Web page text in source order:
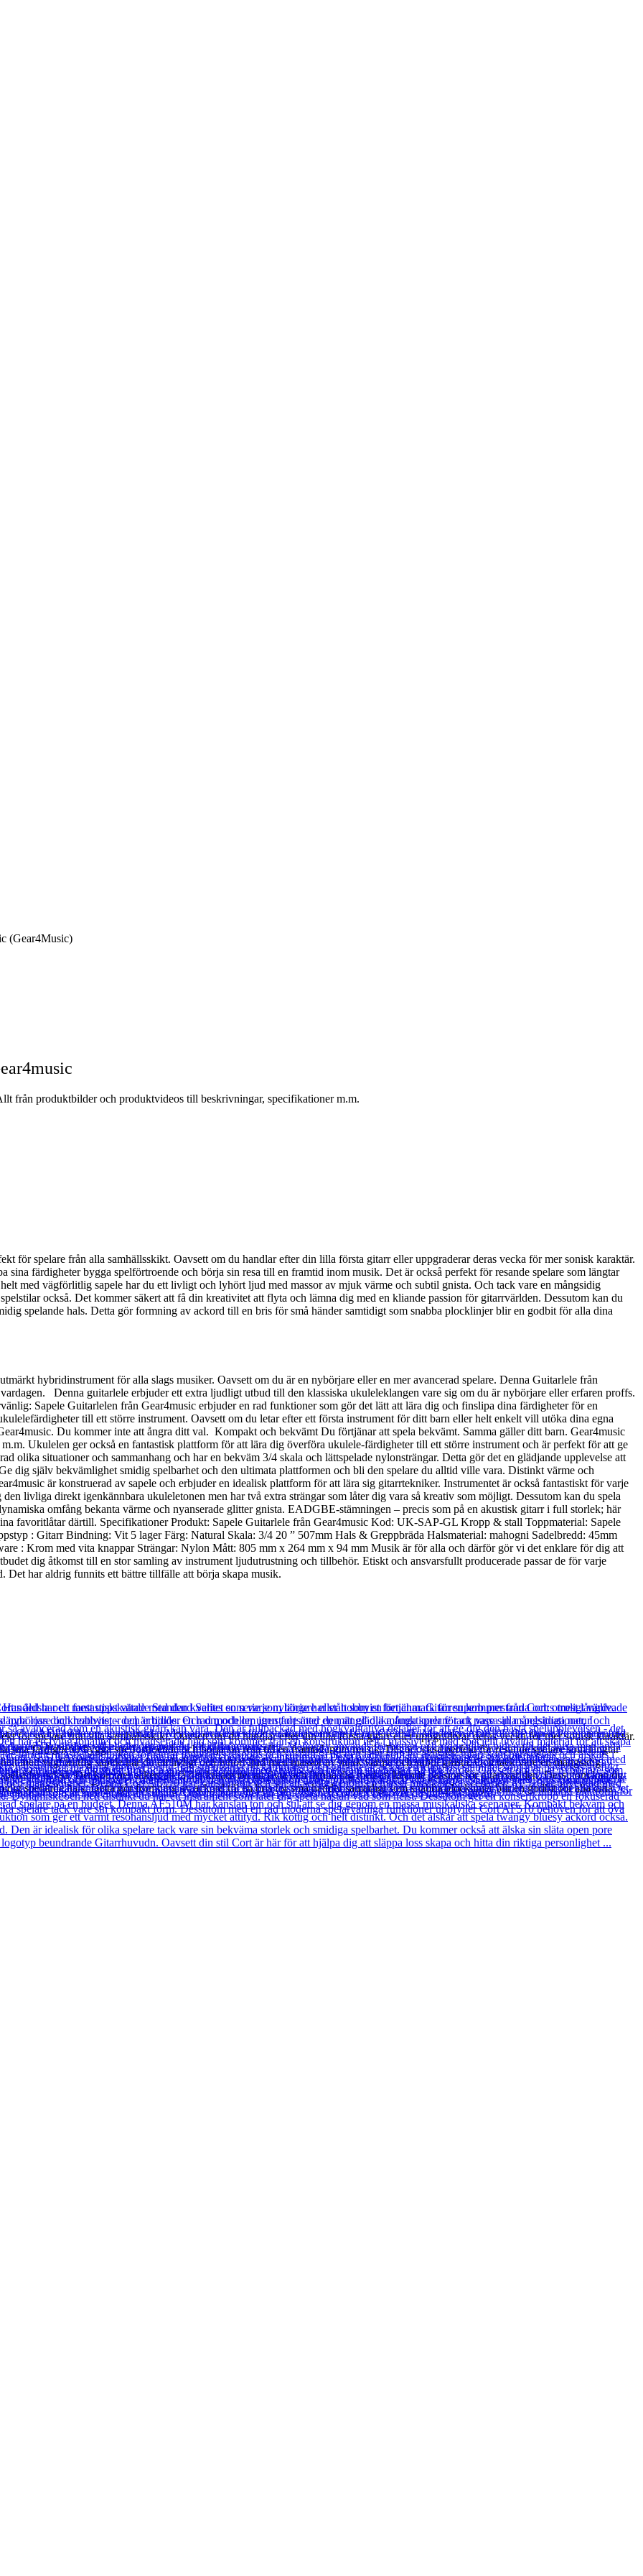
(Gear4Music)
från produktbilder och produktvideos till beskrivningar, specifikationer m.m.
för spelare från alla samhällsskikt. Oavsett om du handlar efter din lilla första gitarr eller uppgraderar deras vecka för mer sonisk karaktär.
färdigheter bygga spelförtroende och börja sin resa till en framtid inom musik. Det är också perfekt för resande spelare som längtar
med vägförlitlig sapele har du ett livligt och lyhört ljud med massor av mjuk värme och subtil gnista. Och tack vare en mångsidig
också. Det kommer säkert att få din kreativitet att flyta och lämna dig med en kliande passion för gitarrvärlden. Dessutom kan du
spelande hals. Detta gör formning av ackord till en bris för små händer samtidigt som snabba plocklinjer blir en godbit för alla dina
hybridinstrument för alla slags musiker. Oavsett om du är en nybörjare eller en mer avancerad spelare. Denna Guitarlele från
Denna guitarlele erbjuder ett extra ljudligt utbud till den klassiska ukuleleklangen vare sig om du är nybörjare eller erfaren proffs.
Sapele Guitarlelen från Gear4music erbjuder en rad funktioner som gör det lätt att lära dig och finslipa dina färdigheter för en
till ett större instrument. Oavsett om du letar efter ett första instrument för ditt barn eller helt enkelt vill utöka dina egna
Du kommer inte att ångra ditt val. Kompakt och bekvämt Du förtjänar att spela bekvämt. Samma gäller ditt barn. Gear4music
Ukulelen ger också en fantastisk plattform för att lära dig överföra ukulele-färdigheter till ett större instrument och är perfekt för att ge
olika situationer och sammanhang och har en bekväm 3/4 skala och lättspelade nylonsträngar. Detta gör det en glädjande upplevelse att
dig själv bekvämlighet smidig spelbarhet och den ultimata plattformen och bli den spelare du alltid ville vara. Distinkt värme och
är konstruerad av sapele och erbjuder en idealisk plattform för att lära sig gitarrtekniker. Instrumentet är också fantastiskt för varje
livliga direkt igenkännbara ukuleletonen men har två extra strängar som låter dig vara så kreativ som möjligt. Dessutom kan du spela
omfång bekanta värme och nyanserade glitter gnista. EADGBE-stämningen – precis som på en akustisk gitarr i full storlek; här
favoritlåtar därtill. Specifikationer Produkt: Sapele Guitarlele från Gear4music Kod: UK-SAP-GL Kropp & stall Toppmaterial: Sapele
: Gitarr Bindning: Vit 5 lager Färg: Natural Skala: 3/4 20 ” 507mm Hals & Greppbräda Halsmaterial: mahogni Sadelbredd: 45mm
: Krom med vita knappar Strängar: Nylon Mått: 805 mm x 264 mm x 94 mm Musik är för alla och därför gör vi det enklare för dig att
dig åtkomst till en stor samling av instrument ljudutrustning och tillbehör. Etiskt och ansvarsfullt producerade passar de för varje
Det har aldrig funnits ett bättre tillfälle att börja skapa musik.
för spelare från alla samhällsskikt. Oavsett om du handlar efter din lilla första gitarr eller uppgraderar deras vecka för mer sonisk karaktär.
färdigheter bygga spelförtroende och börja sin resa till en framtid inom musik. Det är också perfekt för resande spelare som längtar
med vägförlitlig sapele har du ett livligt och lyhört ljud med massor av mjuk värme och subtil gnista. Och tack vare en mångsidig
också. Det kommer säkert att få din kreativitet att flyta och lämna dig med en kliande passion för gitarrvärlden. Dessutom kan du
spelande hals. Detta gör formning av ackord till en bris för små händer samtidigt som snabba plocklinjer blir en godbit för alla dina